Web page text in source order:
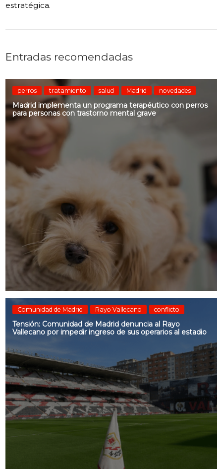
estratégica.
Entradas recomendadas
perros tratamiento salud Madrid novedades
Madrid implementa un programa terapéutico con perros
para personas con trastorno mental grave
Comunidad de Madrid Rayo Vallecano conflicto
Tensión: Comunidad de Madrid denuncia al Rayo
Vallecano por impedir ingreso de sus operarios al estadio